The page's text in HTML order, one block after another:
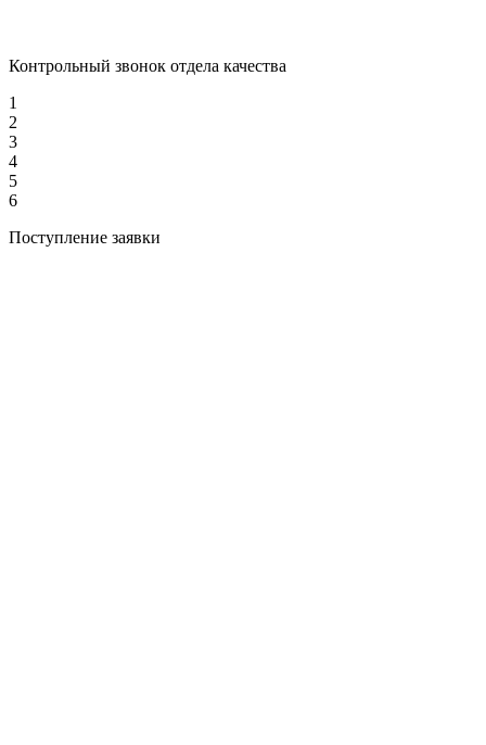
Контрольный звонок отдела качества
1
2
3
4
5
6
Поступление заявки